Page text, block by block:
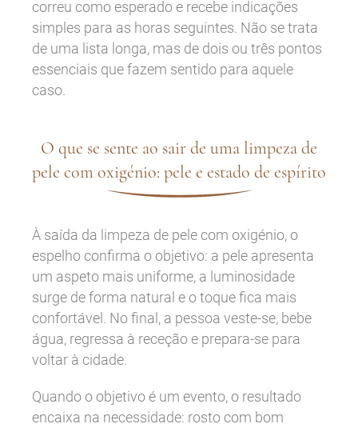
correu como esperado e recebe indicações
simples para as horas seguintes. Não se trata
de uma lista longa, mas de dois ou três pontos
essenciais que fazem sentido para aquele
caso.
O que se sente ao sair de uma limpeza de
pele com oxigénio: pele e estado de espírito
À saída da limpeza de pele com oxigénio, o
espelho confirma o objetivo: a pele apresenta
um aspeto mais uniforme, a luminosidade
surge de forma natural e o toque fica mais
confortável. No final, a pessoa veste-se, bebe
água, regressa à receção e prepara-se para
voltar à cidade.
Quando o objetivo é um evento, o resultado
encaixa na necessidade: rosto com bom